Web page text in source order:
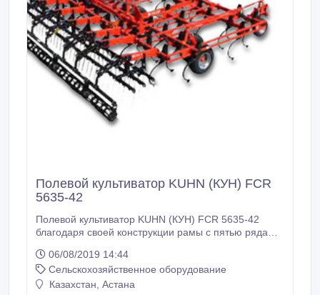
Полевой культиватор KUHN (КУН) FCR
5635-42
Полевой культиватор KUHN (КУН) FCR 5635-42
благодаря своей конструкции рамы с пятью рядами
результаты: • хорошо подготовленное посевное
ложе: равномерная культивация стойками со
стрельчатыми наконечниками с 50% перекрытием.
06/08/2019 14:44
Сельскохозяйственное оборудование
Казахстан, Астана